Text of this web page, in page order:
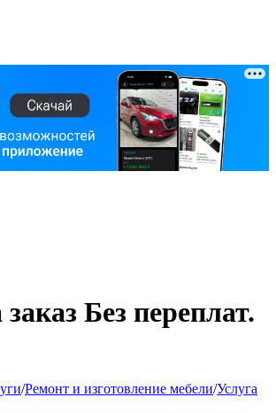
Без переплат.
/Ремонт и изготовление мебели/Услуга